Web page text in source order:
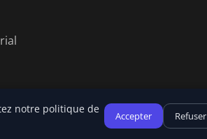
notre politique de
Accepter Refuser